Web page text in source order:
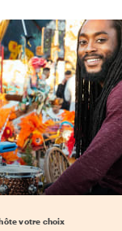
votre local favori
votre choix